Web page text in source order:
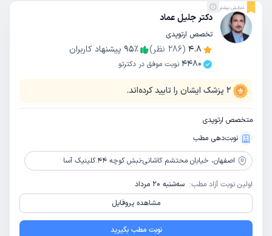
نمایش بیشتر
دکتر جلیل عماد
تخصص ارتوپدی
4.8
(
286 نظر) 95٪
پیشنهاد کاربران
4480 نوبت موفق در دکترتو
2 پزشک ایشان را تایید کرده‌اند.
متخصص ارتوپدی
نوبت‌دهی مطب
اصفهان، خیابان محتشم کاشانی-نبش کوچه 44.کلینیک آسا
اولین نوبت آزاد مطب: سه‌شنبه 20 مرداد
مشاهده پروفایل
نوبت مطب بگیرید